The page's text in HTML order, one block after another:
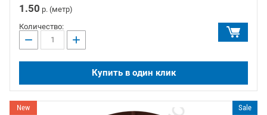
1.50 р. (метр)
Количество:
− +
Купить в один клик
New Sale